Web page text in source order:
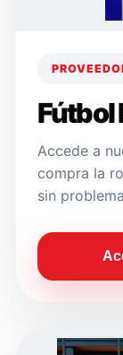
Fútbol
Accede a
compra la
sin